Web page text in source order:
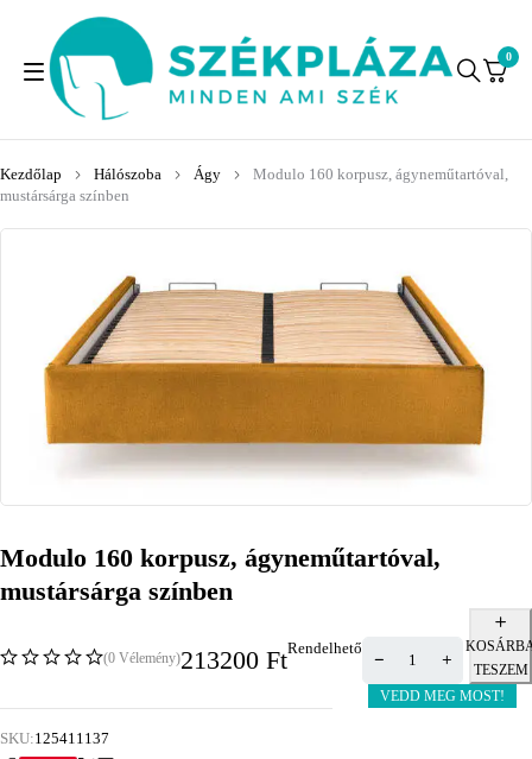
0
Kezdőlap Hálószoba Ágy
Modulo 160 korpusz, ágyneműtartóval,
mustársárga színben
Modulo 160 korpusz, ágyneműtartóval,
mustársárga színben
(0 Vélemény)213200 FtRendelhető
TESZEM
VEDD MEG MOST!
SKU:125411137